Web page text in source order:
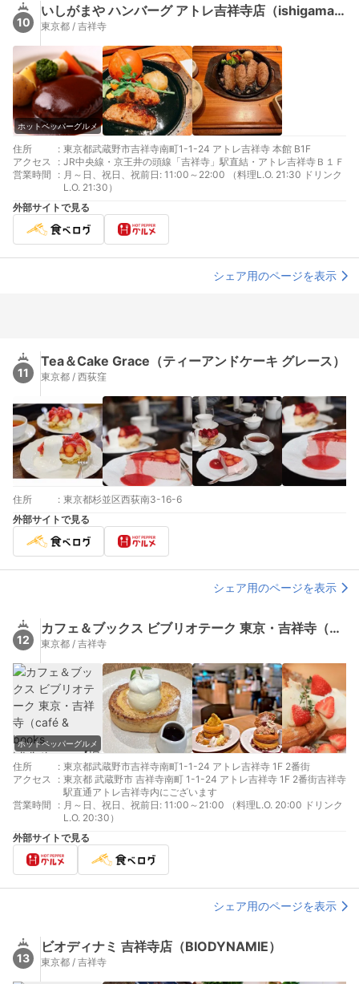
10
いしがまや ハンバーグ アトレ吉祥寺店（ishigamaya）
東京都 / 吉祥寺
ホットペッパーグルメ
住所 : 東京都武蔵野市吉祥寺南町1-1-24 アトレ吉祥寺 本館 B1F
アクセス
: JR中央線・京王井の頭線「吉祥寺」駅直結・アトレ吉祥寺Ｂ１Ｆ
営業時間
: 月～日、祝日、祝前日: 11:00～22:00 （料理L.O. 21:30 ドリンク
L.O. 21:30）
外部サイトで見る
シェア用のページを表示
11
Tea＆Cake Grace（ティーアンドケーキ グレース）
東京都 / 西荻窪
住所 : 東京都杉並区西荻南3-16-6
外部サイトで見る
シェア用のページを表示
12
カフェ＆ブックス ビブリオテーク 東京・吉祥寺（café & books bibliotheque【旧店名】タルタート）
東京都 / 吉祥寺
ホットペッパーグルメ
住所 : 東京都武蔵野市吉祥寺南町1-1-24 アトレ吉祥寺 1F 2番街
アクセス
: 東京都 武蔵野市 吉祥寺南町 1-1-24 アトレ吉祥寺 1F 2番街吉祥寺
駅直通アトレ吉祥寺内にございます
営業時間
: 月～日、祝日、祝前日: 11:00～21:00 （料理L.O. 20:00 ドリンク
L.O. 20:30）
外部サイトで見る
シェア用のページを表示
13
ビオディナミ 吉祥寺店（BIODYNAMIE）
東京都 / 吉祥寺